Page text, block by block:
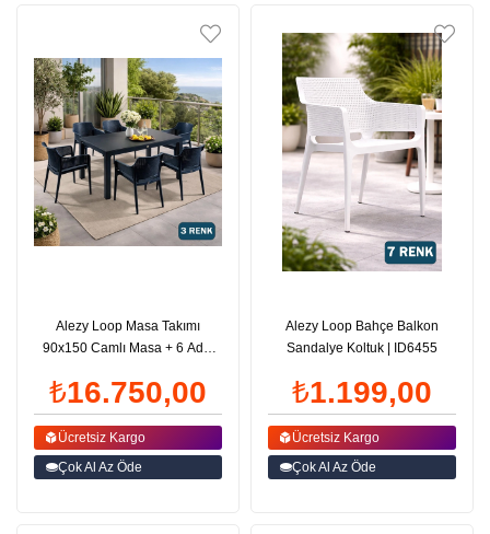
Alezy Loop Masa Takımı
90x150 Camlı Masa + 6 Adet
₺16.750,00
Ücretsiz Kargo
Çok Al Az Öde
Alezy Loop Bahçe Balkon
Sandalye Koltuk | ID6455
₺1.199,00
Ücretsiz Kargo
Çok Al Az Öde